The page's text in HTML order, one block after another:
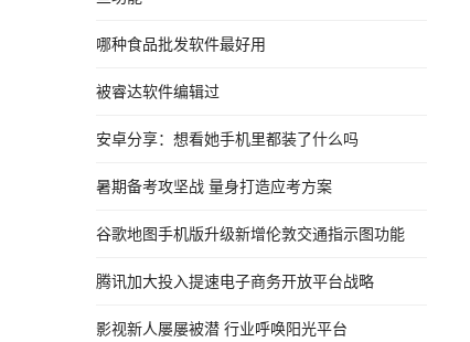
哪种食品批发软件最好用
被睿达软件编辑过
安卓分享：想看她手机里都装了什么吗
暑期备考攻坚战 量身打造应考方案
谷歌地图手机版升级新增伦敦交通指示图功能
腾讯加大投入提速电子商务开放平台战略
影视新人屡屡被潜 行业呼唤阳光平台